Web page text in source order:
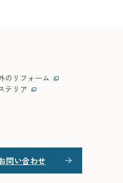
のリフォーム
テリア
問い合わせ